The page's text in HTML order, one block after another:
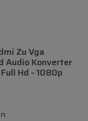
Zu Vga
Audio Konverter
Hd - 1080p